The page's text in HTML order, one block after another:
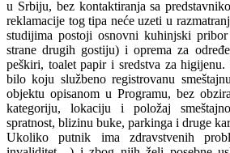
u Srbiju, bez kontaktiranja sa
reklamacije tog tipa neće uzeti u
studijima postoji osnovni kuhinjski
strane drugih gostiju) i oprema za
peškiri, toalet papir i sredstva za
bilo koju službeno registrovanu
objektu opisanom u Programu, bez
kategoriju, lokaciju i položaj
spratnost, blizinu buke, parkinga i druge
Ukoliko putnik ima zdravstvenih